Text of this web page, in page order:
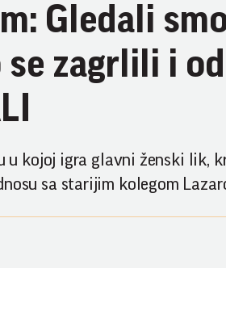
Gledali
zagrlili i
u kojoj igra glavni ženski lik,
sa starijim kolegom